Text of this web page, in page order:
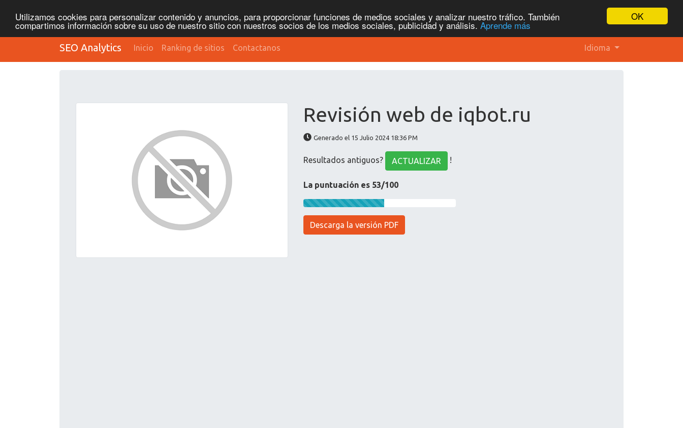
OK
Utilizamos cookies para personalizar contenido y anuncios, para proporcionar funciones de medios sociales y analizar nuestro tráfico. También
compartimos información sobre su uso de nuestro sitio con nuestros socios de los medios sociales, publicidad y análisis. Aprende más
SEO Analytics Inicio Ranking de sitios Contactanos Idioma
Revisión web de iqbot.ru
Generado el 15 Julio 2024 18:36 PM
Resultados antiguos? ACTUALIZAR !
La puntuación es 53/100
Descarga la versión PDF